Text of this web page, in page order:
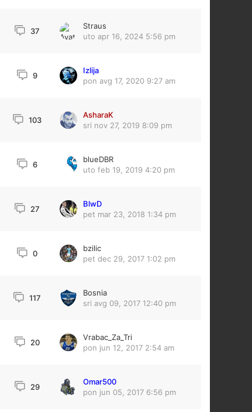
37
Straus
uto apr 16, 2024 5:56 pm
9
Izlija
pon avg 17, 2020 9:27 am
103
AsharaK
sri nov 27, 2019 8:09 pm
6
blueDBR
uto feb 19, 2019 4:20 pm
27
BlwD
pet mar 23, 2018 1:34 pm
0
bzilic
pet dec 29, 2017 1:02 pm
117
Bosnia
sri avg 09, 2017 12:40 pm
20
Vrabac_Za_Tri
pon jun 12, 2017 2:54 am
29
Omar500
pon jun 05, 2017 6:56 pm